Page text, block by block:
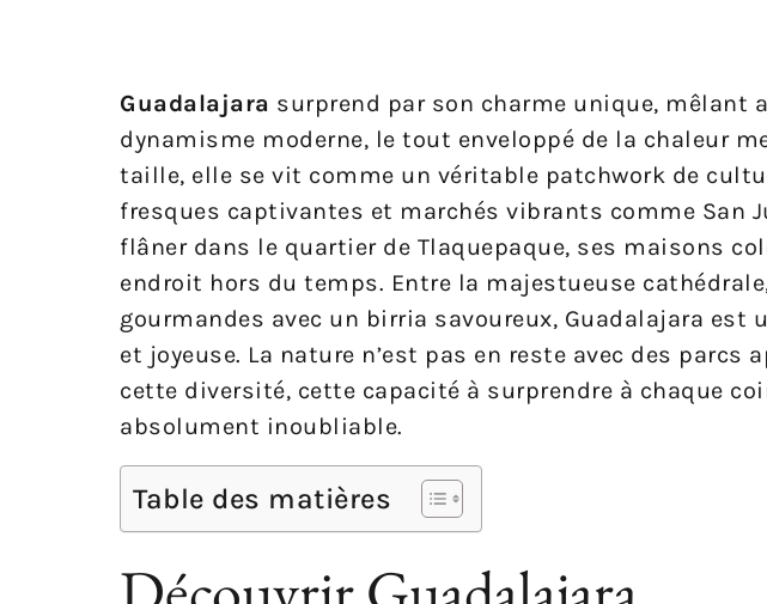
Guadalajara surprend par son charme unique, mêlant
dynamisme moderne, le tout enveloppé de la chaleur
taille, elle se vit comme un véritable patchwork de
fresques captivantes et marchés vibrants comme San
flâner dans le quartier de Tlaquepaque, ses maisons
endroit hors du temps. Entre la majestueuse
gourmandes avec un birria savoureux, Guadalajara
et joyeuse. La nature n’est pas en reste avec des
cette diversité, cette capacité à surprendre à chaque
absolument inoubliable.
Table des matières